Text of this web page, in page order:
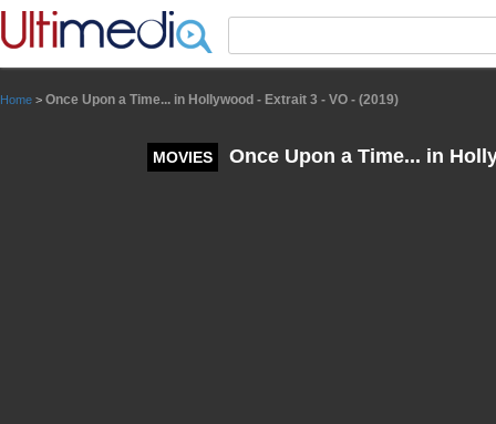
Home > Once Upon a Time... in Hollywood - Extrait 3 - VO - (2019)
MOVIES Once Upon a Time... in
Panneau de gestion des cookies